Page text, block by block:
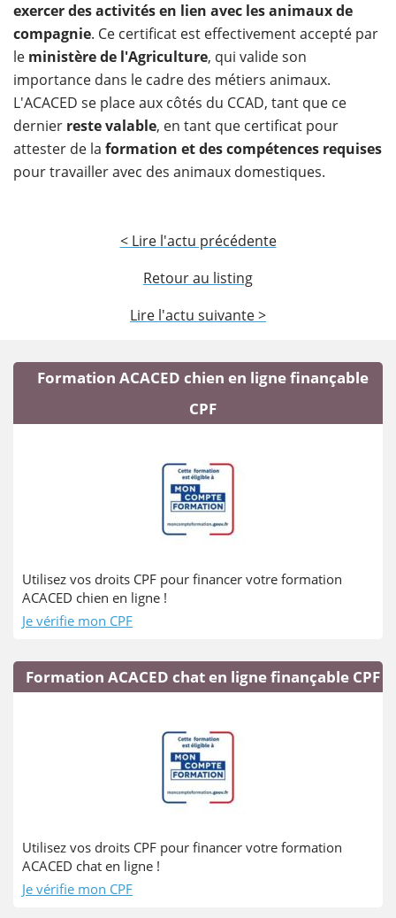
exercer des activités en lien avec les animaux de
compagnie. Ce certificat est effectivement accepté par
le ministère de l'Agriculture, qui valide son
importance dans le cadre des métiers animaux.
L'ACACED se place aux côtés du CCAD, tant que ce
dernier reste valable, en tant que certificat pour
attester de la formation et des compétences requises
pour travailler avec des animaux domestiques.
< Lire l'actu précédente
Retour au listing
Lire l'actu suivante >
Formation ACACED chien en ligne finançable
CPF
Utilisez vos droits CPF pour financer votre formation
ACACED chien en ligne !
Je vérifie mon CPF
Formation ACACED chat en ligne finançable CPF
Utilisez vos droits CPF pour financer votre formation
ACACED chat en ligne !
Je vérifie mon CPF